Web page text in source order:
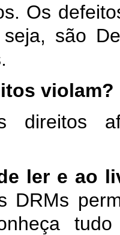
Os
são
violam?
direitos
ler e ao
DRMs